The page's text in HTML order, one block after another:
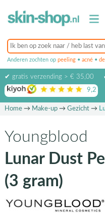
Anderen zochten op peeling • acné •
✔ gratis verzending > € 35,00
9,2 op
Home→ Make-up→ Gezicht→
Youngblood
Lunar Dust
(3 gram)